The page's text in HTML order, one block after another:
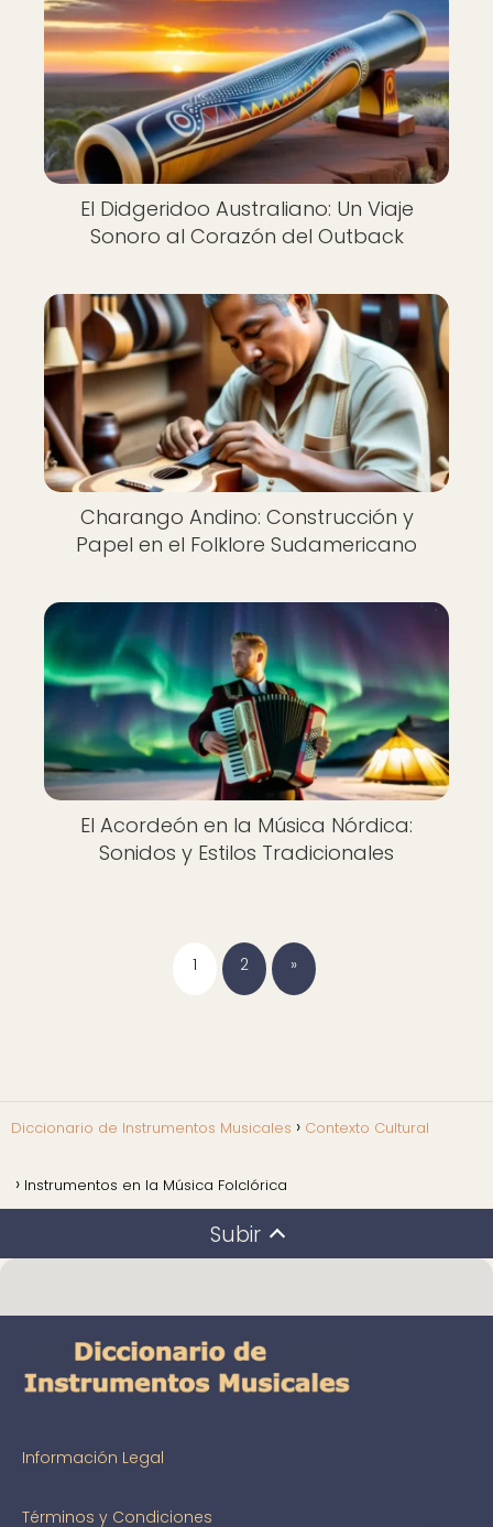
El Didgeridoo Australiano: Un Viaje
Sonoro al Corazón del Outback
Charango Andino: Construcción y
Papel en el Folklore Sudamericano
El Acordeón en la Música Nórdica:
Sonidos y Estilos Tradicionales
1 2 »
Diccionario de Instrumentos Musicales Contexto Cultural
Instrumentos en la Música Folclórica
Subir
Información Legal
Términos y Condiciones